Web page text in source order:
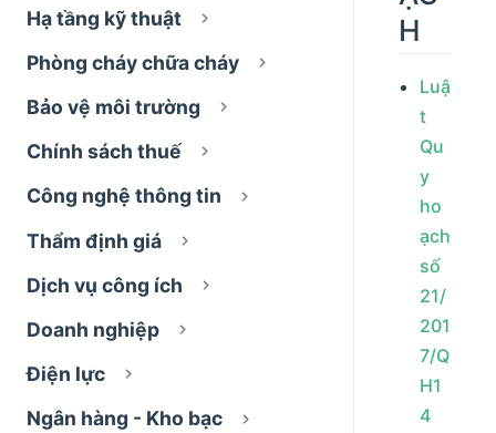
Hạ tầng kỹ thuật
Phòng cháy chữa cháy
Bảo vệ môi trường
Chính sách thuế
Công nghệ thông tin
Thẩm định giá
Dịch vụ công ích
Doanh nghiệp
Điện lực
Ngân hàng - Kho bạc
H
Luậ
t
Qu
y
ho
ạch
số
21/
201
7/Q
H1
4